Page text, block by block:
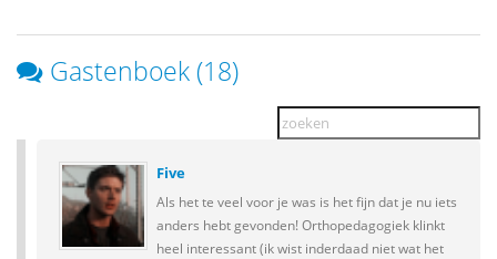
Gastenboek (18)
Five
Als het te veel voor je was is het fijn dat je nu iets
anders hebt gevonden! Orthopedagogiek klinkt
heel interessant (ik wist inderdaad niet wat het